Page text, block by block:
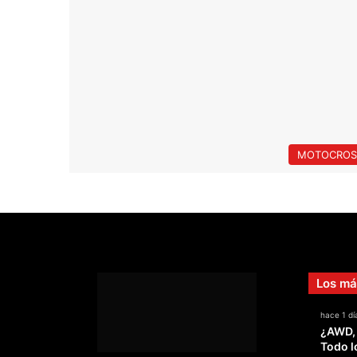
Los
hace 1
Todo